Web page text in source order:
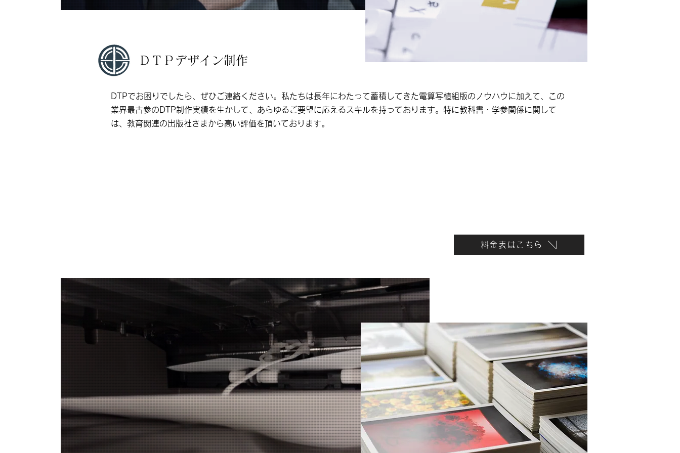
ＤＴＰデザイン制作
DTPでお困りでしたら、ぜひご連絡ください。私たちは長年にわたって蓄積してきた電算写植組版のノウハウに加えて、この
業界最古参のDTP制作実績を生かして、あらゆるご要望に応えるスキルを持っております。特に教科書・学参関係に関して
は、教育関連の出版社さまから高い評価を頂いております。
料金表はこちら